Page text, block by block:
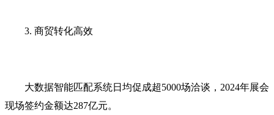
3. 商贸转化高效‌
大数据智能匹配系统日均促成超5000场洽谈，2024年展会
现场签约金额达287亿元。